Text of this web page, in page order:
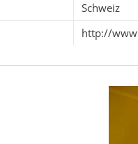
Schweiz
http://